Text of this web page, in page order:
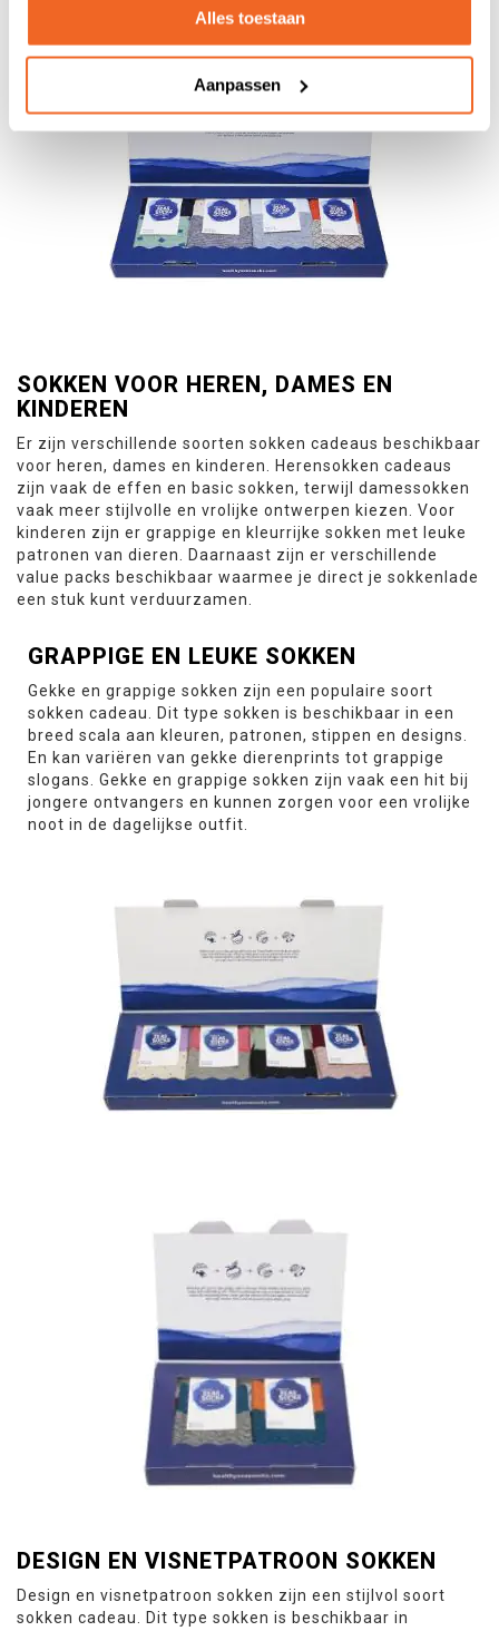
Alles toestaan
Aanpassen
SOKKEN VOOR HEREN, DAMES EN
KINDEREN
Er zijn verschillende soorten sokken cadeaus beschikbaar
voor heren, dames en kinderen. Herensokken cadeaus
zijn vaak de effen en basic sokken, terwijl damessokken
vaak meer stijlvolle en vrolijke ontwerpen kiezen. Voor
kinderen zijn er grappige en kleurrijke sokken met leuke
patronen van dieren. Daarnaast zijn er verschillende
value packs beschikbaar waarmee je direct je sokkenlade
een stuk kunt verduurzamen.
GRAPPIGE EN LEUKE SOKKEN
Gekke en grappige sokken zijn een populaire soort
sokken cadeau. Dit type sokken is beschikbaar in een
breed scala aan kleuren, patronen, stippen en designs.
En kan variëren van gekke dierenprints tot grappige
slogans. Gekke en grappige sokken zijn vaak een hit bij
jongere ontvangers en kunnen zorgen voor een vrolijke
noot in de dagelijkse outfit.
DESIGN EN VISNETPATROON SOKKEN
Design en visnetpatroon sokken zijn een stijlvol soort
sokken cadeau. Dit type sokken is beschikbaar in